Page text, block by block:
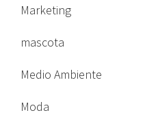
Marketing
mascota
Medio Ambiente
Moda